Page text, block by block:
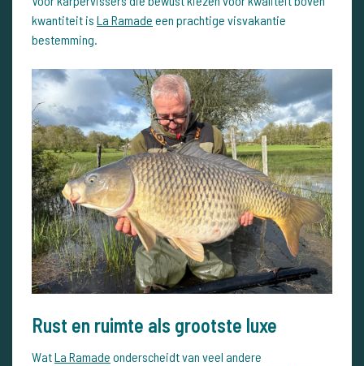
kwantiteit is La Ramade een prachtige visvakantie
bestemming.
Rust en ruimte als grootste luxe
WatLa Ramade onderscheidt van veel andere